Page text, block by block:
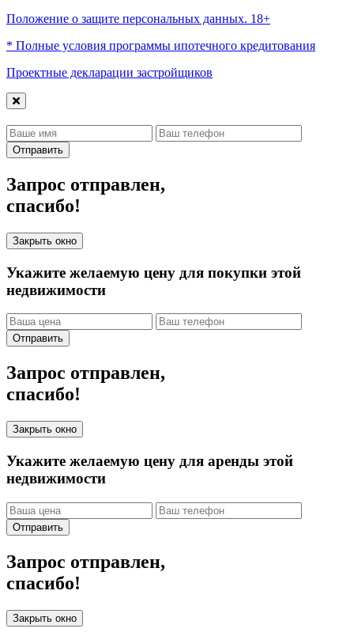
Положение о защите персональных данных. 18+
* Полные условия программы ипотечного кредитования
Проектные декларации застройщиков
Отправить
Запрос отправлен,
спасибо!
Закрыть окно
Укажите желаемую цену для покупки этой
недвижимости
Отправить
Запрос отправлен,
спасибо!
Закрыть окно
Укажите желаемую цену для аренды этой
недвижимости
Отправить
Запрос отправлен,
спасибо!
Закрыть окно